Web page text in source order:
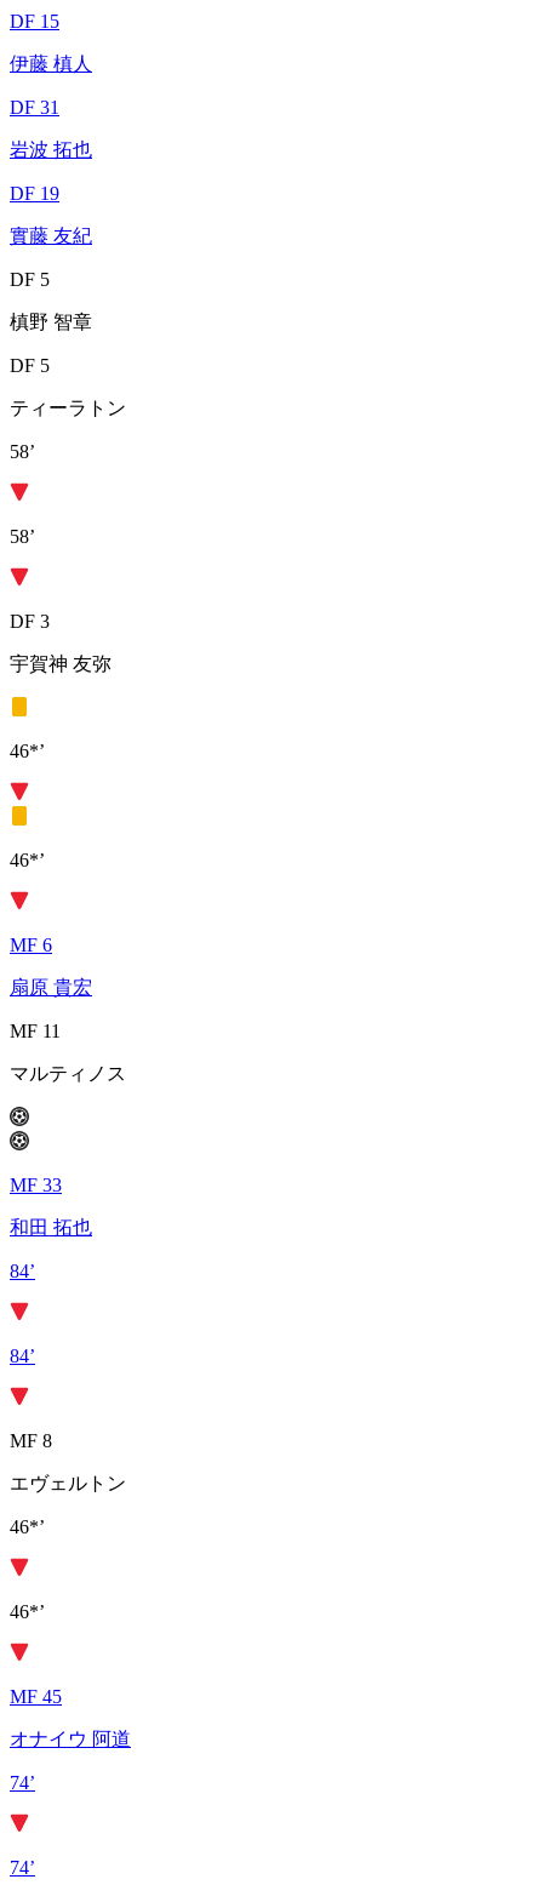
DF 15
伊藤 槙人
DF 31
岩波 拓也
DF 19
實藤 友紀
DF 5
槙野 智章
DF 5
ティーラトン
58’
58’
DF 3
宇賀神 友弥
46*’
46*’
MF 6
扇原 貴宏
MF 11
マルティノス
MF 33
和田 拓也
84’
84’
MF 8
エヴェルトン
46*’
46*’
MF 45
オナイウ 阿道
74’
74’